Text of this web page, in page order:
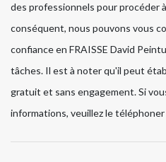
des professionnels pour procéder
conséquent, nous pouvons vous
confiance en FRAISSE David
tâches. Il est à noter qu'il peut
gratuit et sans engagement. Si
informations, veuillez le